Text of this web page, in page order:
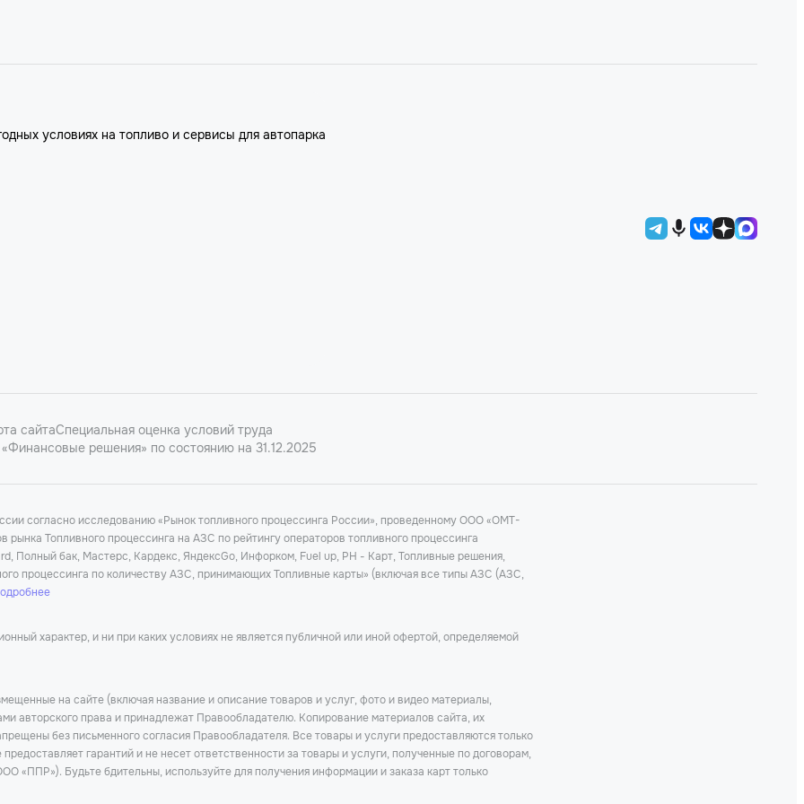
условиях на топливо и сервисы для автопарка
сайтаСпециальная оценка условий труда
решения» по состоянию на 31.12.2025
согласно исследованию «Рынок топливного процессинга России», проведенному ООО «ОМТ-
Топливного процессинга на АЗС по рейтингу операторов топливного процессинга
Полный бак, Мастерс, Кардекс, ЯндексGo, Инфорком, Fuel up, РН - Карт, Топливные решения,
процессинга по количеству АЗС, принимающих Топливные карты» (включая все типы АЗС (АЗС,
характер, и ни при каких условиях не является публичной или иной офертой, определяемой
на сайте (включая название и описание товаров и услуг, фото и видео материалы,
авторского права и принадлежат Правообладателю. Копирование материалов сайта, их
без письменного согласия Правообладателя. Все товары и услуги предоставляются только
гарантий и не несет ответственности за товары и услуги, полученные по договорам,
«ППР»). Будьте бдительны, используйте для получения информации и заказа карт только